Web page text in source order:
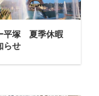
平塚 夏季休暇
らせ